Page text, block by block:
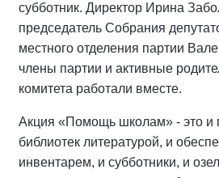
субботник. Директор Ирина
председатель Собрания
местного отделения партии
члены партии и активные
комитета работали вместе.
Акция «Помощь школам» - это и
библиотек литературой, и
инвентарем, и субботники, и